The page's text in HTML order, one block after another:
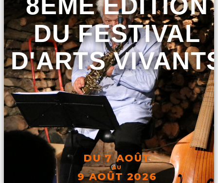
DU FESTIVAL
D'ARTS
DU 7 AOÛT
AU
9 AOÛT 2026